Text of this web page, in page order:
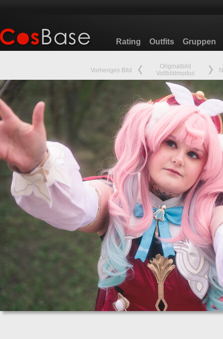
Rating Outfits Gruppen
Vorheriges Bild
Originalbild
Vollbildmodus